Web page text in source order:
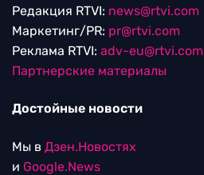
Редакция RTVI: news@rtvi.com
Маркетинг/PR: pr@rtvi.com
Реклама RTVI: adv-eu@rtvi.com
Партнерские материалы
Достойные новости
Мы в Дзен.Новостях
и Google.News